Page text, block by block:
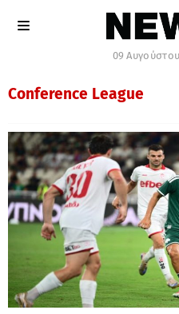
09
Conference League